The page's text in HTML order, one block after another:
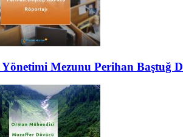
Mezunu Perihan Baştuğ